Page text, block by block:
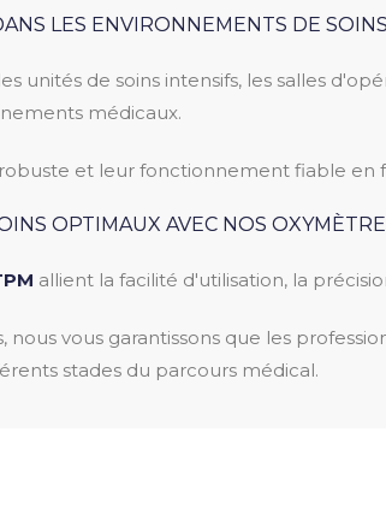
LES ENVIRONNEMENTS DE SOINS
unités de soins intensifs, les salles
médicaux.
et leur fonctionnement fiable en
OPTIMAUX AVEC NOS
allient la facilité d'utilisation, la
nous vous garantissons que les
stades du parcours médical.